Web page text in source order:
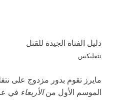
دليل الفتاة الجيدة للقتل
نتفليكس
مايرز تقوم بدور مزدوج على
الموسم الأول منالأربعاء في عام